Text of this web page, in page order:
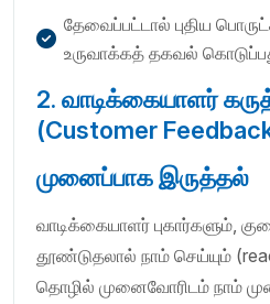
தேவைப்பட்டால் புதிய
உருவாக்கத் தகவல்
2. வாடிக்கையாளர்
(Customer
முனைப்பாக இருத்தல்
வாடிக்கையாளர் புகார்களும்,
தூண்டுதலால் நாம் செய்யும்
தொழில் முனைவோரிடம் நாம்